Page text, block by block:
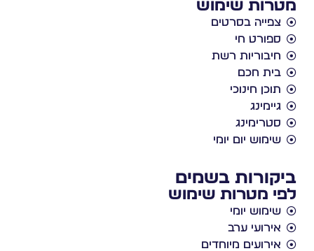
מטרות שימוש
צפייה בסרטים
ספורט חי
חיבוריות רשת
בית חכם
תוכן חינוכי
גיימינג
סטרימינג
שימוש יום יומי
ביקורות בשמים
לפי מטרות שימוש
שימוש יומי
אירועי ערב
אירועים מיוחדים